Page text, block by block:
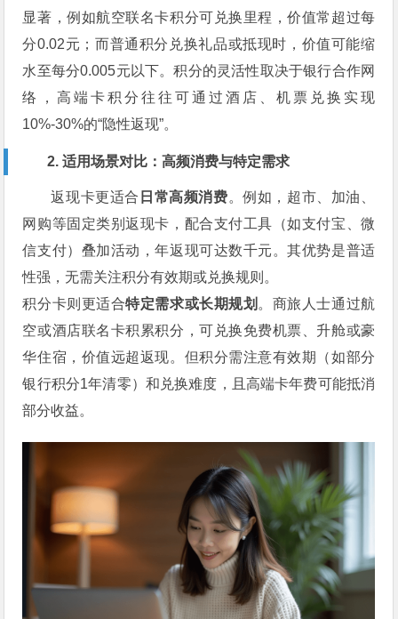
显著，例如航空联名卡积分可兑换里程，价值常超过每
分0.02元；而普通积分兑换礼品或抵现时，价值可能缩
水至每分0.005元以下。积分的灵活性取决于银行合作网
络，高端卡积分往往可通过酒店、机票兑换实现
10%-30%的“隐性返现”。
2. 适用场景对比：高频消费与特定需求
返现卡更适合 日常高频消费。例如，超市、加油、
网购等固定类别返现卡，配合支付工具（如支付宝、微
信支付）叠加活动，年返现可达数千元。其优势是普适
性强，无需关注积分有效期或兑换规则。
积分卡则更适合特定需求或长期规划 。商旅人士通过航
空或酒店联名卡积累积分，可兑换免费机票、升舱或豪
华住宿，价值远超返现。但积分需注意有效期（如部分
银行积分1年清零）和兑换难度，且高端卡年费可能抵消
部分收益。